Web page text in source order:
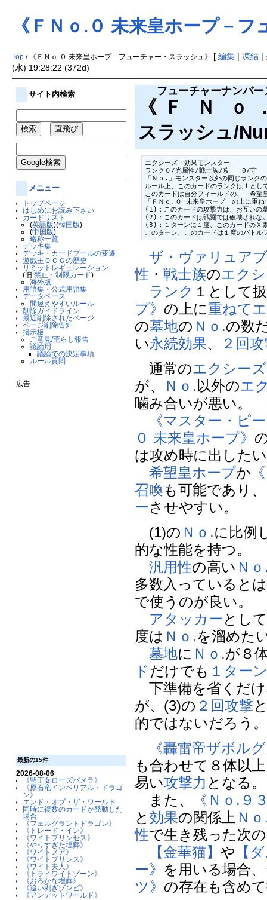
《ＦＮｏ.０ 未来皇ホープ－
Top/ 《ＦＮｏ.０ 未来皇ホープ－フューチャー・スラッシュ》 [ 編集| 凍結|
(水) 19:28:22 (372d)
サイト内検索
↑
メニュー
トップページ
はじめにお読み下さい
カードリスト
(英語版)(韓国版)
(中国版)
略称一覧
デッキ集
デッキ・カードプールの変遷
遊戯王ＯＣＧの歴史
リミットレギュレーション
(旧:禁止・制限カード)
海外版
用語集 ・公式用語集
データベース
間違えやすいルール
削除ガイドライン
最近削除されたページ
ページ削除告知
掲示板
ご意見/荒らし報告
議論用
議論での決定事項
ルール質問
広告
最新の15件
2026-08-06
《聖王女ローズパメラ》
《原石竜インペリアル・ドラゴ
ン》
エンド・オブ・ザ・ワールド
同時に複数のカードが発動した
場合
《フェルグラントドラゴン》
《トレード・イン》
《ワイトプリンセス》
《やりすぎた埋葬》
《ワイトメア》
《ワイトプリンス》
《ワイト夫人》
《トライワイトゾーン》
《おろかな埋葬》
《追い剥ぎゾンビ》
《アンデットワールド》
《 ＦＮｏ.
フューチャーナンバー
スラッシュ/
エクシーズ・効果モンスター
ランク０/光属性/戦士族/攻   0/守
「Ｎｏ.」モンスター以外の同じランク
ルール上、このカードのランクは１とし
このカードは自分フィールドの、「希望
「ＦＮｏ.０ 未来皇ホープ」の上に重ね
(1)：このカードの攻撃力は、お互いの
(2)：このカードは戦闘では破壊されな
(3)：１ターンに１度、このカードのＸ
このターン、このカードは１度のバトル
ザ・ヴァリュア
性 ・戦士族のエク
ランク １として
プ》 の上に重ねて
の墓地の Ｎｏ.の数
い永続効果、
２回
通常のエクシー
が、
Ｎｏ. 以外のエ
噛み合いが悪い。
《マスター・ピ
０ 未来皇ホープ》
は攻め時に出した
希望皇ホープか
召喚も可能であり
ーさせやすい。
(1)の Ｎｏ.に比例
的な性能を持つ。
汎用性の高い Ｎ
多数入っていると
で使うのが良い。
アタッカー とし
度は Ｎｏ.を溜めた
墓地に Ｎｏ.が８
ドだけでも １ター
下準備を省くだ
が、(3)の ２回攻撃
的ではないだろう
《轟雷帝ザボル
も合わせて８体以
易い攻撃力 となる。
また、
《Ｎｏ.９
と効果の関係上 Ｎ
性で生き残った次の
【金華猫】や 【
ー》 を用いる場合、
ツ》 の存在も含め